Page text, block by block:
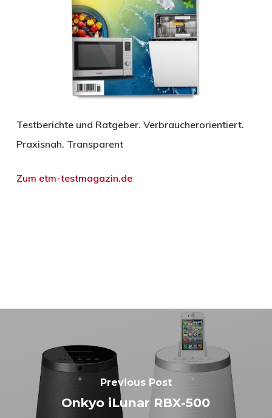
Testberichte und Ratgeber. Verbraucherorientiert.
Praxisnah. Transparent
Zum etm-testmagazin.de
Previous Post
Onkyo iLunar RBX-500